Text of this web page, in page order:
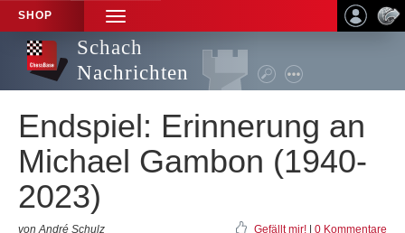
SHOP
TOGGLE
NAVIGATION
Schach
Nachrichten
Endspiel: Erinnerung an
Michael Gambon (1940-
2023)
von André Schulz Gefällt mir! 0 Kommentare